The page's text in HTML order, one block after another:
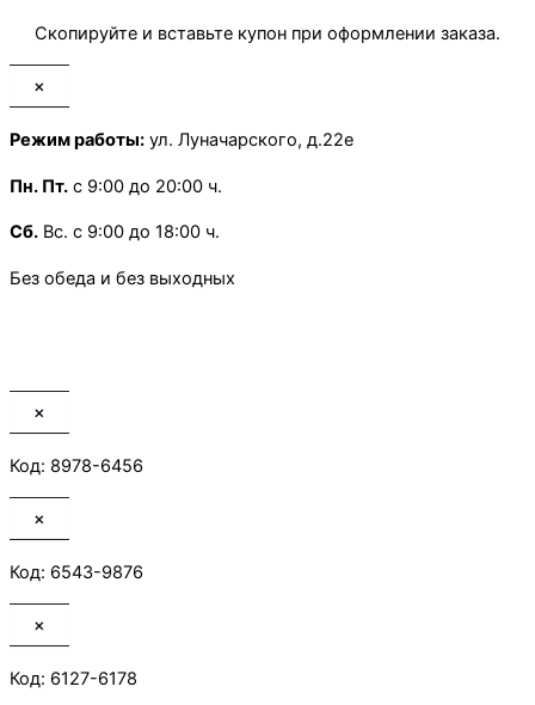
Скопируйте и вставьте купон при оформлении заказа.
×
Режим работы: ул. Луначарского, д.22е
Пн. Пт. с 9:00 до 20:00 ч.
Сб. Вс. с 9:00 до 18:00 ч.
Без обеда и без выходных
×
Код: 8978-6456
×
Код: 6543-9876
×
Код: 6127-6178